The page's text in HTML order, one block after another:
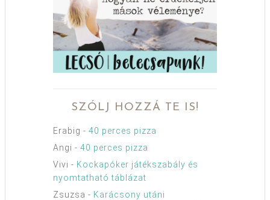
SZÓLJ HOZZÁ TE IS!
Erabig - 40 perces pizza
Angi - 40 perces pizza
Vivi - Kockapóker játékszabály és
nyomtatható táblázat
Zsuzsa - Karácsony utáni